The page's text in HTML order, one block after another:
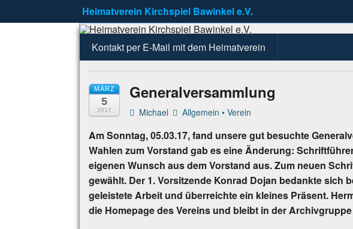
Heimatverein Kirchspiel Bawinkel e.V.
Heimatverein
Zu erreichen unter info@Heimatverein-Bawinkel.de
Kontakt per E-Mail mit dem Heimatverein
MÄRZ
5
2017
Generalversammlung
Michael Allgemein •Verein
Am Sonntag, 05.03.17, fand unsere gut besuchte
Wahlen zum Vorstand gab es eine Änderung:
eigenen Wunsch aus dem Vorstand aus. Zum neuen
gewählt. Der 1. Vorsitzende Konrad Dojan bedankte sich
geleistete Arbeit und überreichte ein kleines Präsent.
die Homepage des Vereins und bleibt in der